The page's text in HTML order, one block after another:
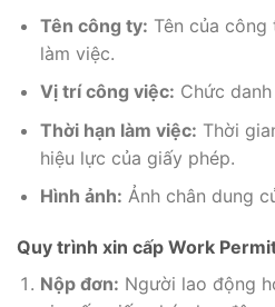
Tên công ty: Tên của
làm việc.
Vị trí công việc: Chức
Thời hạn làm việc: Thời
hiệu lực của giấy phép.
Hình ảnh: Ảnh chân dung
Quy trình xin cấp Work
Nộp đơn: Người lao động